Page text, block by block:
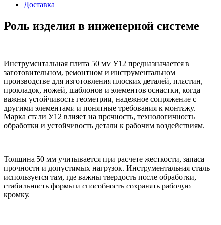
Доставка
Роль изделия в инженерной системе
Инструментальная плита 50 мм У12 предназначается в
заготовительном, ремонтном и инструментальном
производстве для изготовления плоских деталей, пластин,
прокладок, ножей, шаблонов и элементов оснастки, когда
важны устойчивость геометрии, надежное сопряжение с
другими элементами и понятные требования к монтажу.
Марка стали У12 влияет на прочность, технологичность
обработки и устойчивость детали к рабочим воздействиям.
Толщина 50 мм учитывается при расчете жесткости, запаса
прочности и допустимых нагрузок. Инструментальная сталь
используется там, где важны твердость после обработки,
стабильность формы и способность сохранять рабочую
кромку.